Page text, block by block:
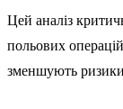
Цей аналіз
польових
зменшують ризики